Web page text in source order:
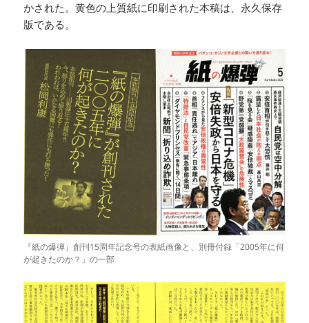
かされた。黄色の上質紙に印刷された本稿は、永久保存
版である。
『紙の爆弾』創刊15周年記念号の表紙画像と、別冊付録「2005年に何
が起きたのか？」の一部